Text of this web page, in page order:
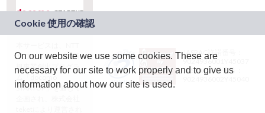
ドコモグループの新
規事業創出プログラ
ム「docomo
STARTUP」を通じて
JASRAC許諾番号：
9024936001Y45037
JASRAC許諾番号：
On our website we use some cookies. These are
necessary for our site to work properly and to give us
information about how our site is used.